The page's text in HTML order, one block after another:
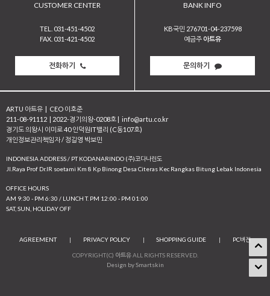
CUSTOMER CENTER
TEL. 031-451-4502
FAX. 031-421-4502
전화하기
BANK INFO
KB국민 276701-04-237598
예금주 아트유
문의하기
ARTU 아트유
CEO 이호준
211-08-91112
2022-경기의왕-0208호
info@artu.co.kr
경기도 의왕시 이미로 40 인덕원IT밸리 (C동107호)
개인정보관리책임자 / 정길영 박보민
INDONESIA ADDRESS / PT KODANARINDO (주)코다나린도
JI.Raya Prof Dr.IR soetami Km 8 Kp Binong Desa Citeras Kec Rangkas Bitung Lebak Indonesia
OFFICE HOURS
AM 9:30 - PM 6:30 / LUNCH T. PM 12:00 - PM 01:00
SAT, SUN, HOLIDAY OFF
AGREEMENT | PRIVACY POLICY | SHOPPING GUIDE | PC버전
COPYRIGHT(C) 아트유ALL RIGHTS RESERVED.